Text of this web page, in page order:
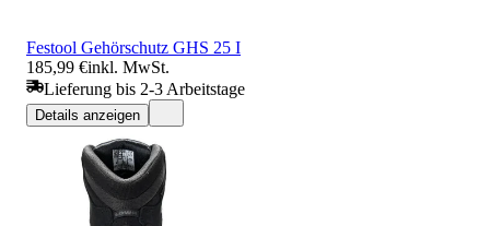
Festool Gehörschutz GHS 25 I
185,99 €inkl. MwSt.
Lieferung bis 2-3 Arbeitstage
Details anzeigen